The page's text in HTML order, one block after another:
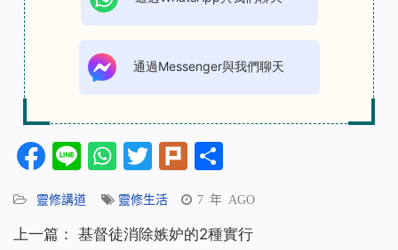
通過Messenger與我們聊天
Facebook
LineWhatsApp
Twitter
Plurk
靈修講道 靈修生活 7 年 AGO
上一篇： 基督徒消除嫉妒的2種實行